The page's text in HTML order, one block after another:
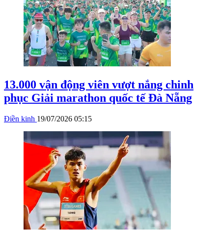
13.000 vận động viên vượt nắng chinh
phục Giải marathon quốc tế Đà Nẵng
Điền kinh 19/07/2026 05:15